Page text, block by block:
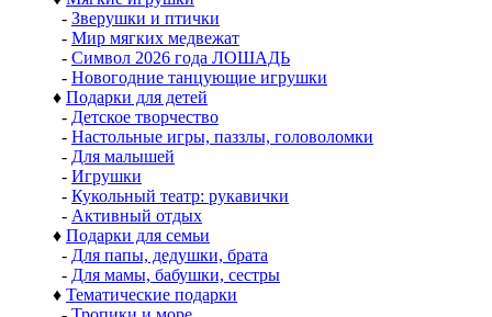
- Зверушки и птички
- Мир мягких медвежат
- Символ 2026 года ЛОШАДЬ
- Новогодние танцующие игрушки
♦ Подарки для детей
- Детское творчество
- Настольные игры, паззлы, головоломки
- Для малышей
- Игрушки
- Кукольный театр: рукавички
- Активный отдых
♦ Подарки для семьи
- Для папы, дедушки, брата
- Для мамы, бабушки, сестры
♦ Тематические подарки